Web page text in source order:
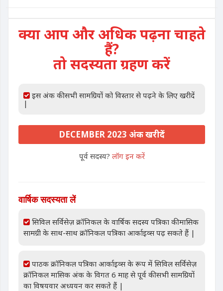
क्या आप और अधिक पढ़ना चाहते
हैं?
तो सदस्यता ग्रहण करें
इस अंक की सभी सामग्रियों को विस्तार से पढ़ने के लिए खरीदें
|
DECEMBER 2023 अंक खरीदें
पूर्व सदस्य? लॉग इन करें
वार्षिक सदस्यता लें
सिविल सर्विसेज़ क्रॉनिकल के वार्षिक सदस्य पत्रिका की मासिक
सामग्री के साथ-साथ क्रॉनिकल पत्रिका आर्काइव्स पढ़ सकते हैं |
पाठक क्रॉनिकल पत्रिका आर्काइव्स के रूप में सिविल सर्विसेज़
क्रॉनिकल मासिक अंक के विगत 6 माह से पूर्व की सभी सामग्रियों
का विषयवार अध्ययन कर सकते हैं |